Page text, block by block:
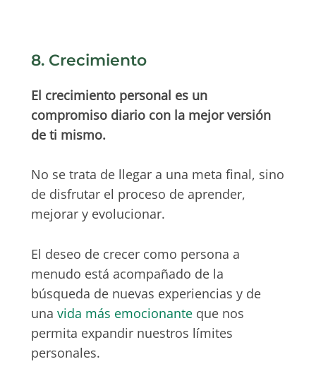
8. Crecimiento
El crecimiento personal es un
compromiso diario con la mejor versión
de ti mismo.
No se trata de llegar a una meta final, sino
de disfrutar el proceso de aprender,
mejorar y evolucionar.
El deseo de crecer como persona a
menudo está acompañado de la
búsqueda de nuevas experiencias y de
una vida más emocionanteque nos
permita expandir nuestros límites
personales.